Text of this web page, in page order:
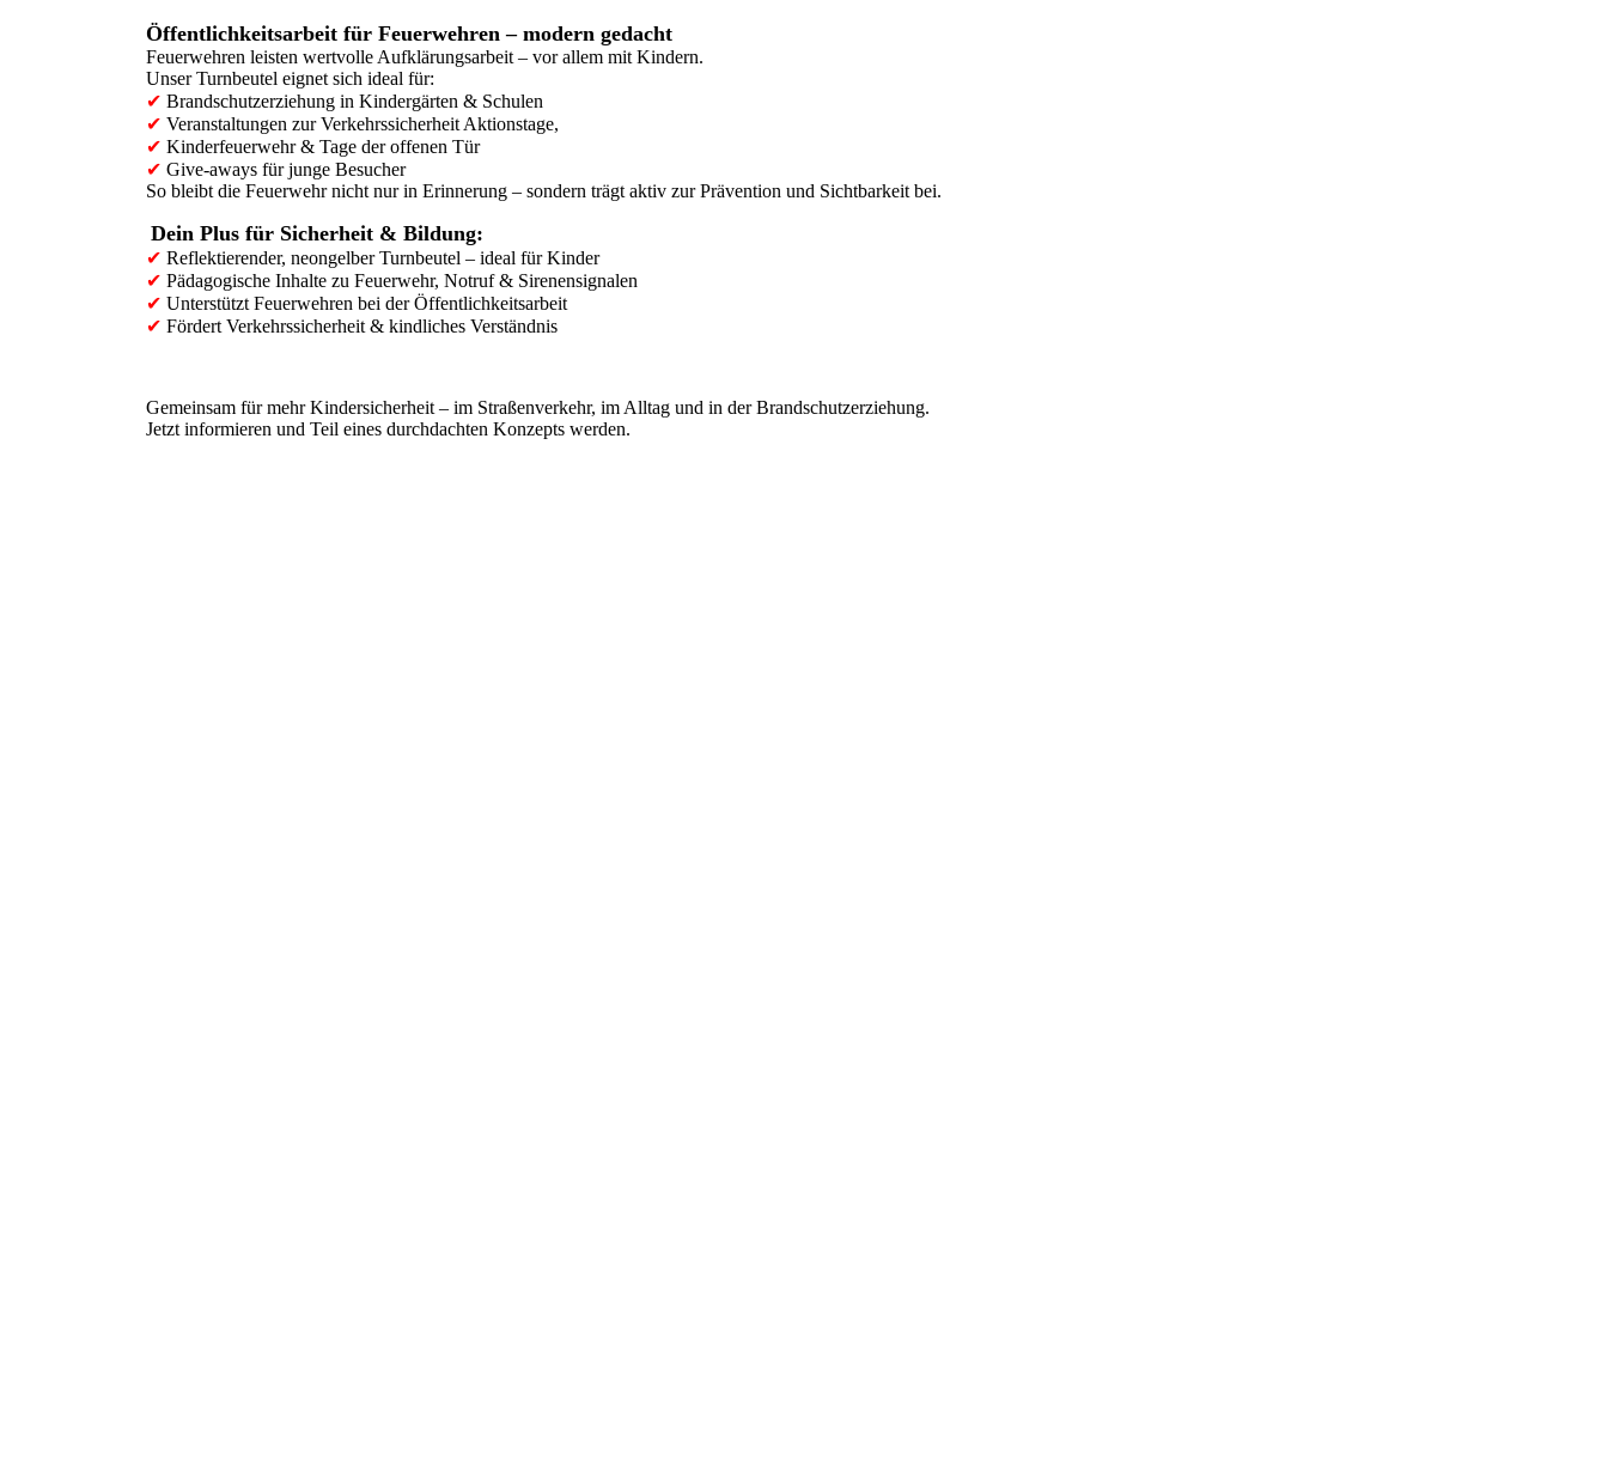
Öffentlichkeitsarbeit für Feuerwehren – modern gedacht
Feuerwehren leisten wertvolle Aufklärungsarbeit – vor allem mit Kindern.
Unser Turnbeutel eignet sich ideal für:
✔ Brandschutzerziehung in Kindergärten & Schulen
✔ Veranstaltungen zur Verkehrssicherheit Aktionstage,
✔ Kinderfeuerwehr & Tage der offenen Tür
✔ Give-aways für junge Besucher
So bleibt die Feuerwehr nicht nur in Erinnerung – sondern trägt aktiv zur Prävention und Sichtbarkeit bei.
Dein Plus für Sicherheit & Bildung:
✔ Reflektierender, neongelber Turnbeutel – ideal für Kinder
✔ Pädagogische Inhalte zu Feuerwehr, Notruf & Sirenensignalen
✔ Unterstützt Feuerwehren bei der Öffentlichkeitsarbeit
✔ Fördert Verkehrssicherheit & kindliches Verständnis
Gemeinsam für mehr Kindersicherheit – im Straßenverkehr, im Alltag und in der Brandschutzerziehung.
Jetzt informieren und Teil eines durchdachten Konzepts werden.